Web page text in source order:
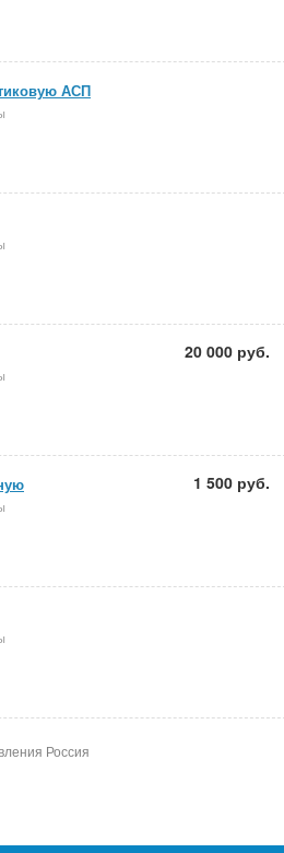
АСП
20 000 руб.
1 500 руб.
Россия